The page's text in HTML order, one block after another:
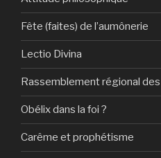
Fête (faites) de l’aumônerie
Lectio Divina
Rassemblement régional
Obélix dans la foi ?
Carême et prophétisme